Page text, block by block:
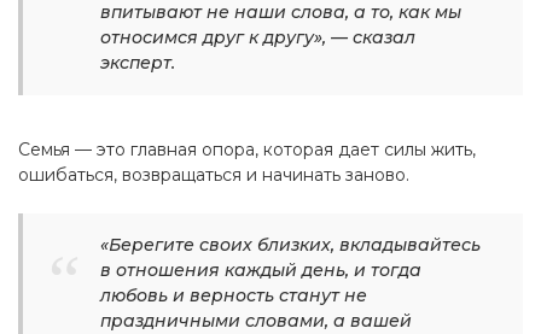
впитывают не наши слова, а то, как мы
относимся друг к другу», — сказал
эксперт.
Семья — это главная опора, которая дает силы жить,
ошибаться, возвращаться и начинать заново.
«Берегите своих близких, вкладывайтесь
в отношения каждый день, и тогда
любовь и верность станут не
праздничными словами, а вашей